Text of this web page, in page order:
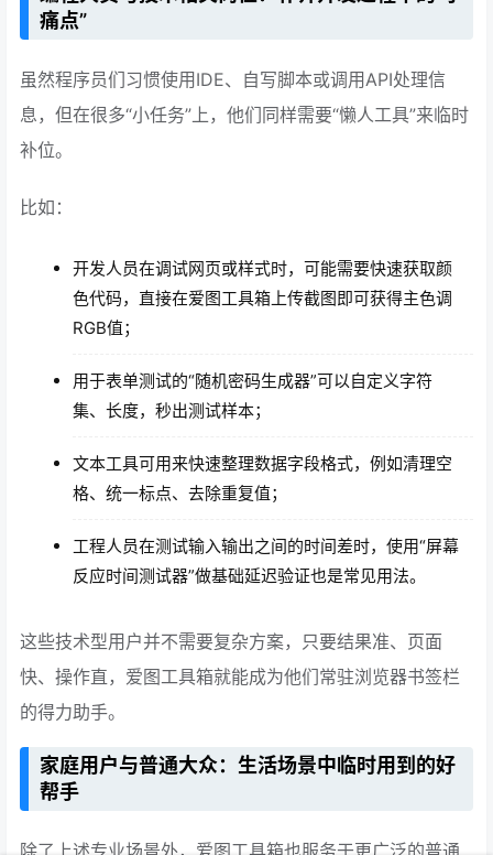
痛点”
虽然程序员们习惯使用IDE、自写脚本或调用API处理信
息，但在很多“小任务”上，他们同样需要“懒人工具”来临时
补位。
比如：
开发人员在调试网页或样式时，可能需要快速获取颜
色代码，直接在爱图工具箱上传截图即可获得主色调
RGB值；
用于表单测试的“随机密码生成器”可以自定义字符
集、长度，秒出测试样本；
文本工具可用来快速整理数据字段格式，例如清理空
格、统一标点、去除重复值；
工程人员在测试输入输出之间的时间差时，使用“屏幕
反应时间测试器”做基础延迟验证也是常见用法。
这些技术型用户并不需要复杂方案，只要结果准、页面
快、操作直，爱图工具箱就能成为他们常驻浏览器书签栏
的得力助手。
家庭用户与普通大众：生活场景中临时用到的好
帮手
除了上述专业场景外，爱图工具箱也服务于更广泛的普通